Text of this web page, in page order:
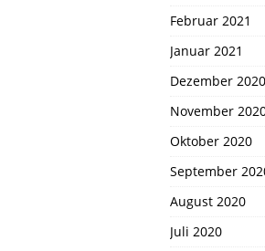
Februar 2021
Januar 2021
Dezember 2020
November
Oktober 2020
September
August 2020
Juli 2020